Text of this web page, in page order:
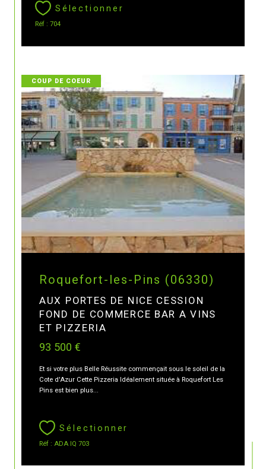
Sélectionner
Réf : 704
Roquefort-les-Pins (06330)
AUX PORTES DE NICE CESSION
FOND DE COMMERCE BAR A VINS
ET PIZZERIA
93 500 €
Et si votre plus Belle Réussite commençait sous le soleil de la
Cote d'Azur Cette Pizzeria Idéalement située à Roquefort Les
Pins est bien plus...
Sélectionner
Réf : ADA IQ 703
COUP DE COEUR